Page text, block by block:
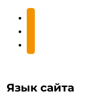
Язык сайта